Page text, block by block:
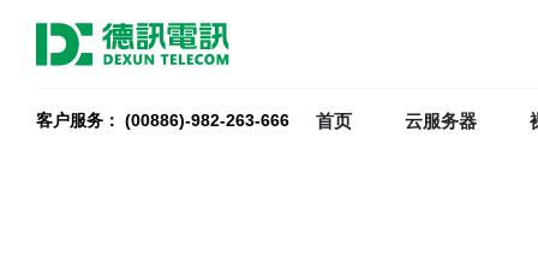
客户服务： (00886)-982-263-666 首页 云服务器